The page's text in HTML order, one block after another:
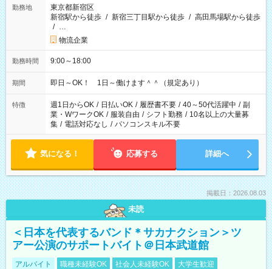
勤務地
東京都新宿区
新宿駅から徒歩 / 新宿三丁目駅から徒歩 / 高田馬場駅から徒歩
/ …
物流企業
勤務時間 9:00～18:00
期間 即日～OK！ 1日～働けます＾＾（規定あり）
特徴 週1日からOK / 日払いOK / 履歴書不要 / 40～50代活躍中 / 副
業・WワークOK / 服装自由 / シフト勤務 / 10名以上の大量募
集 / 電話対応なし / パソコンスキル不要
気になる！ 応募する 詳細へ
掲載日：2026.08.03
未読
＜日本を代表するバンド＊サカナクション＞ツ
アー公演のサポートバイト＠日本武道館
アルバイト 職種未経験OK 社会人未経験OK
大学生歓迎